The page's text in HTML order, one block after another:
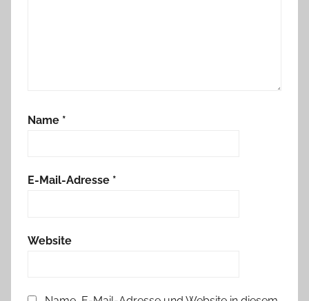
Name *
E-Mail-Adresse *
Website